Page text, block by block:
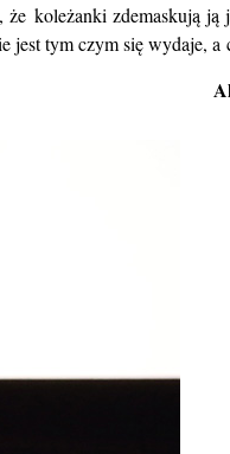
koleżanki zdemaskują
jest tym czym się wydaje,